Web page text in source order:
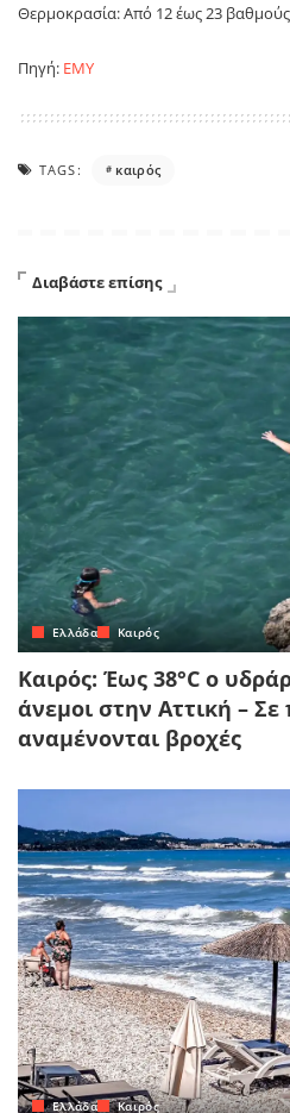
Θερμοκρασία: Από 12 έως 23
Πηγή: ΕΜΥ
TAGS: καιρός
Διαβάστε επίσης
Ελλάδα Καιρός
Καιρός: Έως 38°C ο
άνεμοι στην Αττική – Σε
αναμένονται βροχές
Ελλάδα Καιρός